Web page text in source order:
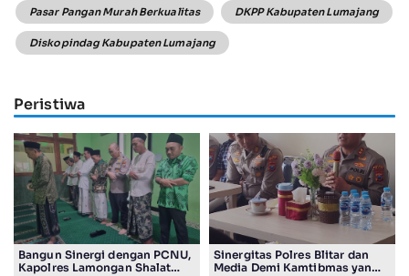
Pasar Pangan Murah Berkualitas DKPP Kabupaten Lumajang
Diskopindag Kabupaten Lumajang
Peristiwa
Bangun Sinergi dengan PCNU,
Kapolres Lamongan Shalat
Sinergitas Polres Blitar dan
Media Demi Kamtibmas yang